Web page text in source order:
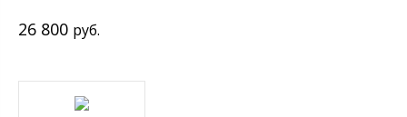
26 800 руб.